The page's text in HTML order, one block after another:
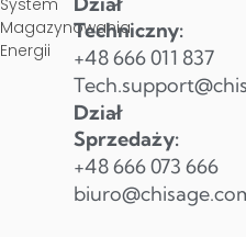
System
Magazynowania
Energii
Techniczny:
+48 666 011 837
Dział
Sprzedaży:
+48 666 073 666